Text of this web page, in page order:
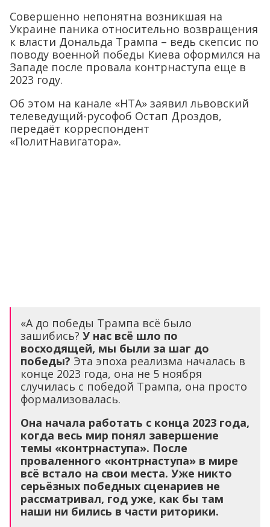
Совершенно непонятна возникшая на
Украине паника относительно возвращения
к власти Дональда Трампа – ведь скепсис по
поводу военной победы Киева оформился на
Западе после провала контрнаступа еще в
2023 году.
Об этом на канале «НТА» заявил львовский
телеведущий-русофоб Остап Дроздов,
передаёт корреспондент
«ПолитНавигатора».
«А до победы Трампа всё было
зашибись? У нас всё шло по
восходящей, мы были за шаг до
победы? Эта эпоха реализма началась в
конце 2023 года, она не 5 ноября
случилась с победой Трампа, она просто
формализовалась.
Она начала работать с конца 2023 года,
когда весь мир понял завершение
темы «контрнаступа». После
проваленного «контрнаступа» в мире
всё встало на свои места. Уже никто
серьёзных победных сценариев не
рассматривал, год уже, как бы там
наши ни бились в части риторики.